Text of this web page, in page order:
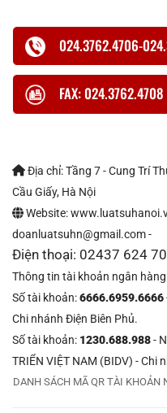
024.3762.4706-
FAX: 024.3762.4708
Địa chỉ: Tầng 7 - Cung Trí
Cầu Giấy, Hà Nội
Website:
doanluatsuhn@gmail.com -
Điện thoại: 02437 624
Thông tin tài khoản ngân
Số tài khoản:6666.6959.6666
Chi nhánh Điện Biên Phủ.
Số tài khoản: 1230.688.988-
TRIỂN VIỆT NAM (BIDV) - Chi
DANH SÁCH MÃ QR TÀI KHOẢN